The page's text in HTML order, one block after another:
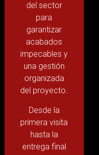
del sector
para
garantizar
acabados
impecables y
una gestión
organizada
del proyecto.
Desde la
primera visita
hasta la
entrega final